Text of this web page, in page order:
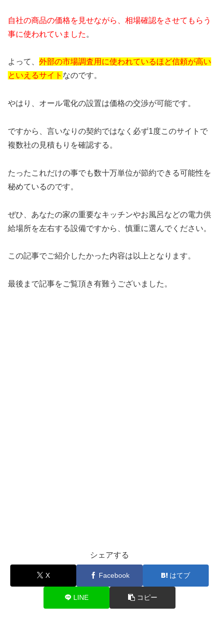
自社の商品の価格を見せながら、相場確認をさせてもらう
事に使われていました 。
よって、 外部の市場調査用に使われているほど信頼が高い
といえるサイト なのです。
やはり、オール電化の設置は価格の交渉が可能です。
ですから、言いなりの契約ではなく必ず1度このサイトで
複数社の見積もりを確認する。
たったこれだけの事でも数十万単位が節約できる可能性を
秘めているのです。
ぜひ、あなたの家の重要なキッチンやお風呂などの電力供
給場所を左右する設備ですから、慎重に選んでください。
この記事でご紹介したかった内容は以上となります。
最後まで記事をご覧頂き有難うございました。
シェアする
X Facebook はてブ
LINE コピー